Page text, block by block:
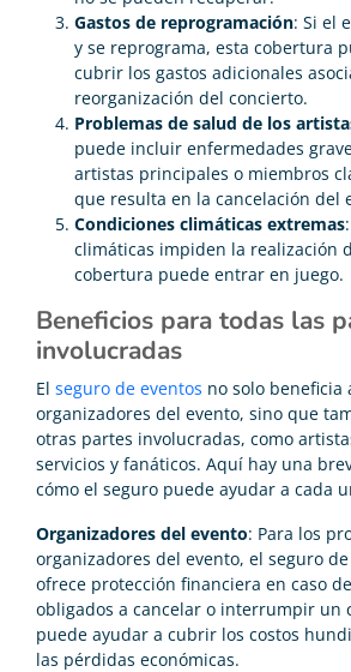
Gastos de reprogramación: Si el
y se reprograma, esta cobertura
cubrir los gastos adicionales
reorganización del concierto.
Problemas de salud de los
puede incluir enfermedades
artistas principales o miembros
que resulta en la cancelación del
Condiciones climáticas extremas
climáticas impiden la realización
cobertura puede entrar en juego.
Beneficios para todas las
involucradas
El seguro de eventos no solo beneficia
organizadores del evento, sino que
otras partes involucradas, como
servicios y fanáticos. Aquí hay una
cómo el seguro puede ayudar a cada
Organizadores del evento: Para los
organizadores del evento, el seguro
ofrece protección financiera en caso
obligados a cancelar o interrumpir un
puede ayudar a cubrir los costos
las pérdidas económicas.